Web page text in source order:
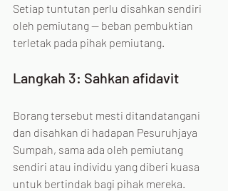
Setiap tuntutan perlu disahkan sendiri
oleh pemiutang — beban pembuktian
terletak pada pihak pemiutang.
Langkah 3: Sahkan afidavit
Borang tersebut mesti ditandatangani
dan disahkan di hadapan Pesuruhjaya
Sumpah, sama ada oleh pemiutang
sendiri atau individu yang diberi kuasa
untuk bertindak bagi pihak mereka.